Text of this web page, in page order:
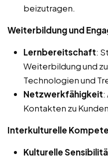
beizutragen.
Weiterbildung und
Lernbereitschaft:
Weiterbildung und
Technologien und
Netzwerkfähigkeit:
Kontakten zu
Interkulturelle
Kulturelle